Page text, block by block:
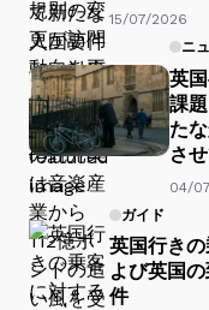
15/07/2026
ニ
英
課
た
さ
04/
ガイド
英国行き
よび英国
件